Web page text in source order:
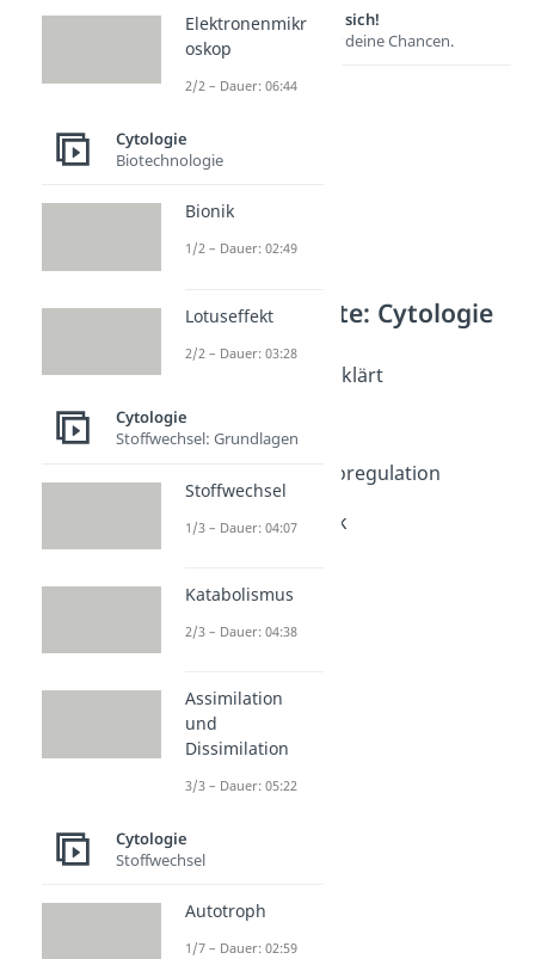
Lernen lohnt sich!
Entdecke hier deine Chancen.
Weitere Inhalte: Cytologie
Diffusion
Osmose einfach erklärt
Osmose
Dauer: 05:14
Osmose und Osmoregulation
Dauer: 04:13
Osmotischer Druck
Dauer: 06:36
Turgor
Dauer: 04:28
Dauer: 04:57
Elektronenmikr
oskop
2/2 – Dauer: 06:44
Cytologie
Biotechnologie
Bionik
1/2 – Dauer: 02:49
Lotuseffekt
2/2 – Dauer: 03:28
Cytologie
Stoffwechsel: Grundlagen
Stoffwechsel
1/3 – Dauer: 04:07
Katabolismus
2/3 – Dauer: 04:38
Assimilation
und
Dissimilation
3/3 – Dauer: 05:22
Cytologie
Stoffwechsel
Autotroph
1/7 – Dauer: 02:59